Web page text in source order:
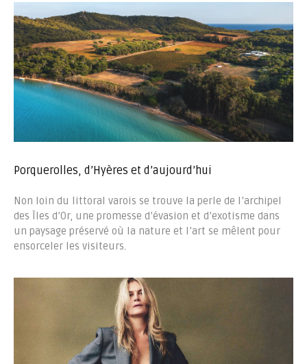
Porquerolles, d’Hyères et d’aujourd’hui
Non loin du littoral varois se trouve la perle de l’archipel
des Îles d’Or, une promesse d’évasion et d’exotisme dans
un paysage préservé où la nature et l’art se mêlent pour
ensorceler les visiteurs.